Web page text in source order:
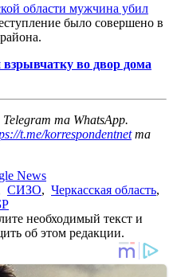
области мужчина убил
было совершено в
во двор дома
Telegram та WhatsApp.
t.me/korrespondentnetта
News
СИЗО, Черкасская область,
необходимый текст и
об этом редакции.